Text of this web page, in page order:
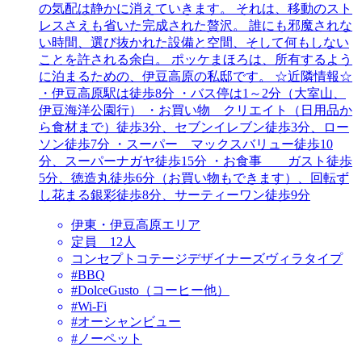
の気配は静かに消えていきます。 それは、移動のスト
レスさえも省いた完成された贅沢。 誰にも邪魔されな
い時間、選び抜かれた設備と空間、そして何もしない
ことを許される余白。 ポッケまほろは、所有するよう
に泊まるための、伊豆高原の私邸です。 ☆近隣情報☆
・伊豆高原駅は徒歩8分 ・バス停は1～2分（大室山、
伊豆海洋公園行） ・お買い物 クリエイト（日用品か
ら食材まで）徒歩3分、セブンイレブン徒歩3分、ロー
ソン徒歩7分 ・スーパー マックスバリュー徒歩10
分、スーパーナガヤ徒歩15分 ・お食事 ガスト徒歩
5分、徳造丸徒歩6分（お買い物もできます）、回転ず
し花まる銀彩徒歩8分、サーティーワン徒歩9分
伊東・伊豆高原エリア
定員 12人
コンセプトコテージデザイナーズヴィラタイプ
#BBQ
#DolceGusto（コーヒー他）
#Wi-Fi
#オーシャンビュー
#ノーペット